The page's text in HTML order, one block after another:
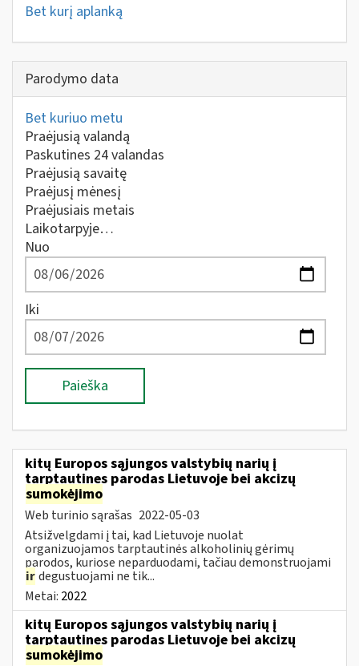
Bet kurį aplanką
Parodymo data
Bet kuriuo metu
Praėjusią valandą
Paskutines 24 valandas
Praėjusią savaitę
Praėjusį mėnesį
Praėjusiais metais
Laikotarpyje…
Nuo
Iki
Paieška
kitų Europos sąjungos valstybių narių į
tarptautines parodas Lietuvoje bei akcizų
sumokėjimo
Web turinio sąrašas 2022-05-03
Atsižvelgdami į tai, kad Lietuvoje nuolat
organizuojamos tarptautinės alkoholinių gėrimų
parodos, kuriose neparduodami, tačiau demonstruojami
irdegustuojami ne tik...
Metai: 2022
kitų Europos sąjungos valstybių narių į
tarptautines parodas Lietuvoje bei akcizų
sumokėjimo